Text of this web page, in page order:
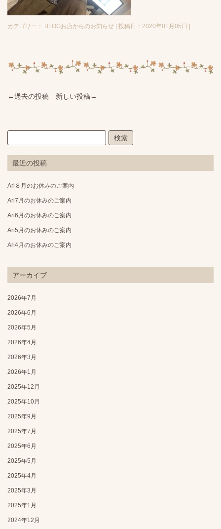
カテゴリー： BLOGお店からのお知らせ | 投稿日：2020年01月05日 |
←過去の投稿 新しい投稿→
最近の投稿
Ari８月のお休みのご案内
Ari7月のお休みのご案内
Ari6月のお休みのご案内
Ari5月のお休みのご案内
Ari4月のお休みのご案内
アーカイブ
2026年7月
2026年6月
2026年5月
2026年4月
2026年3月
2026年1月
2025年12月
2025年10月
2025年9月
2025年7月
2025年6月
2025年5月
2025年4月
2025年3月
2025年1月
2024年12月